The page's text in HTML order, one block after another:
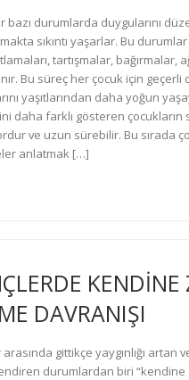
bazı durumlarda duygularını
sıkıntı yaşarlar. Bu
tartışmalar, bağırmalar,
Bu süreç her çocuk için geçerli
yaşıtlarından daha yoğun
daha farklı gösteren çocukların
ve uzun sürebilir. Bu sırada
anlatmak […]
KENDİNE
DAVRANIŞI
gittikçe yaygınlığı artan
durumlardan biri “kendine